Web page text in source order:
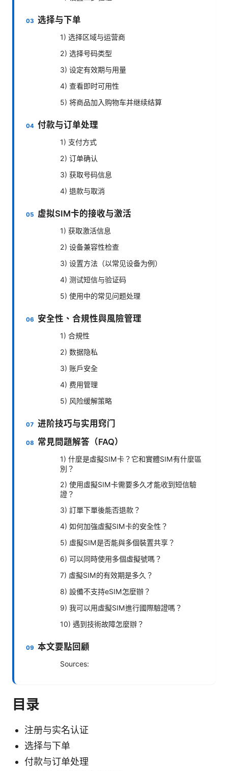
选择与下单
1) 选择区域与运营商
2) 选择号码类型
3) 设定有效期与用量
4) 查看即时可用性
5) 将商品加入购物车并继续结算
付款与订单处理
1) 支付方式
2) 订单确认
3) 获取号码信息
4) 退款与取消
虚拟SIM卡的接收与激活
1) 获取激活信息
2) 设备兼容性检查
3) 设置方法（以常见设备为例）
4) 测试短信与验证码
5) 使用中的常见问题处理
安全性、合規性與風險管理
1) 合規性
2) 数据隐私
3) 账户安全
4) 费用管理
5) 风险缓解策略
进阶技巧与实用窍门
常見問題解答（FAQ）
1) 什麼是虛擬SIM卡？它和實體SIM有什麼區
別？
2) 使用虛擬SIM卡需要多久才能收到短信驗
證？
3) 訂單下單後能否退款？
4) 如何加強虛擬SIM卡的安全性？
5) 虛擬SIM是否能與多個裝置共享？
6) 可以同時使用多個虛擬號嗎？
7) 虛擬SIM的有效期是多久？
8) 設備不支持eSIM怎麼辦？
9) 我可以用虛擬SIM進行國際驗證嗎？
10) 遇到技術故障怎麼辦？
本文要點回顧
Sources:
目录
注册与实名认证
选择与下单
付款与订单处理